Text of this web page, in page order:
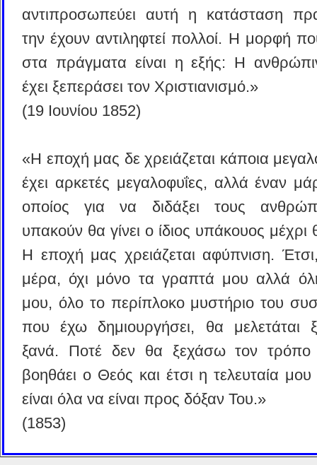
αντιπροσωπεύει αυτή η κατάσταση
την έχουν αντιληφτεί πολλοί. Η μορφή
στα πράγματα είναι η εξής: Η
έχει ξεπεράσει τον Χριστιανισμό.»
(19 Ιουνίου 1852)
«Η εποχή μας δε χρειάζεται κάποια
έχει αρκετές μεγαλοφυΐες, αλλά έναν
οποίος για να διδάξει τους
υπακούν θα γίνει ο ίδιος υπάκουος μέχρι
Η εποχή μας χρειάζεται αφύπνιση.
μέρα, όχι μόνο τα γραπτά μου αλλά
μου, όλο το περίπλοκο μυστήριο του
που έχω δημιουργήσει, θα μελετάται
ξανά. Ποτέ δεν θα ξεχάσω τον
βοηθάει ο Θεός και έτσι η τελευταία
είναι όλα να είναι προς δόξαν Του.»
(1853)